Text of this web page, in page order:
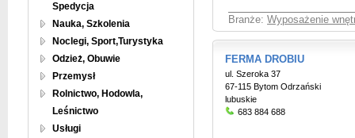
Spedycja
Nauka, Szkolenia
Noclegi, Sport,Turystyka
Odzież, Obuwie
Przemysł
Rolnictwo, Hodowla,
Leśnictwo
Usługi
Branże: Wyposażenie
FERMA DROBIU
ul. Szeroka 37
67-115 Bytom Odrzański
lubuskie
683 884 688